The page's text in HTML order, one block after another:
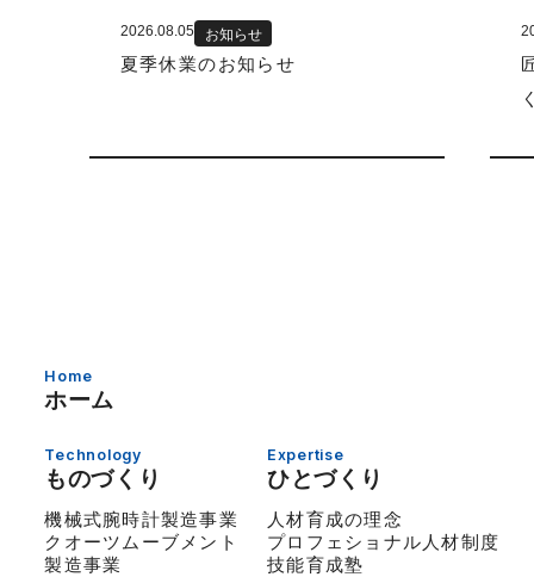
2026.08.05 お知らせ
夏季休業のお知らせ
Home
ホーム
Technology
ものづくり
機械式腕時計製造事業
クオーツムーブメント
製造事業
Expertise
ひとづくり
人材育成の理念
プロフェショナル人材制度
技能育成塾